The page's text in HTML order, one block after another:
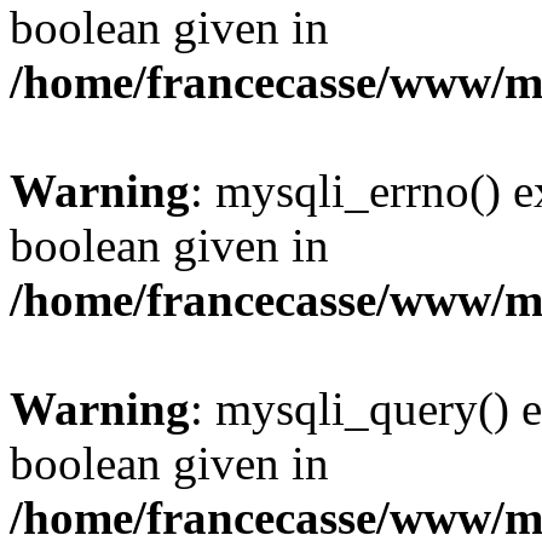
boolean given in
/home/francecasse/www/
Warning: mysqli_errno()
boolean given in
/home/francecasse/www/
Warning: mysqli_query()
boolean given in
/home/francecasse/www/